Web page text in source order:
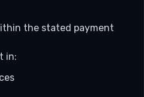
the stated payment
in: